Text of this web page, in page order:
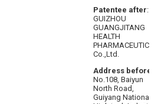
Patentee after:
GUIZHOU
GUANGJITANG
HEALTH
PHARMACEUTICAL
Co.,Ltd.
Address before
No.108, Baiyun
North Road,
Guiyang National